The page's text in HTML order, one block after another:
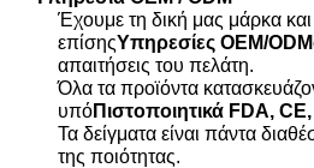
Έχουμε τη δική μας μάρκα
επίσηςΥπηρεσίες OEM/ODM
απαιτήσεις του πελάτη.
Όλα τα προϊόντα
υπόΠιστοποιητικά FDA,
Τα δείγματα είναι πάντα
της ποιότητας.